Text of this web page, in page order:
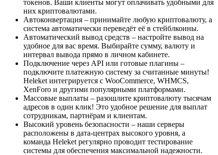
токенов. Ваши клиенты могут оплачивать удобными для
них криптовалютами.
Автоконвертация – принимайте любую криптовалюту, а
система автоматически переведёт её в стейблкоины.
Автоматический вывод средств – настройте вывод на
удобное для вас время. Выбирайте сумму, валюту и
интервал вывода прямо в личном кабинете.
Подключение через API или готовые плагины –
подключите платежную систему за считанные минуты!
Heleket интегрируется с WooCommerce, WHMCS,
XenForo и другими популярными платформами.
Массовые выплаты – разошлите криптовалюту тысячам
адресов в один клик! Это удобное решение для выплат
сотрудникам, партнёрам и клиентам.
Высокий уровень безопасности – наши серверы
расположены в дата-центрах высокого уровня, а
команда Heleket регулярно проводит тестирование
системы для обеспечения максимальной надежности.